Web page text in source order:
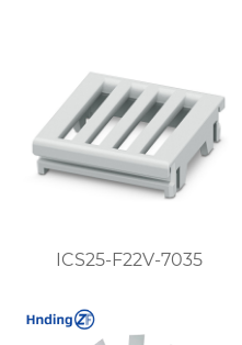
ICS25-F22V-7035